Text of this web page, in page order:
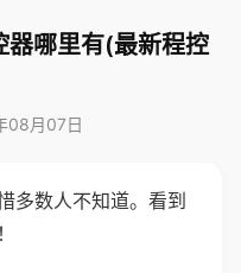
器哪里有(最新程控
08月07日
多数人不知道。看到